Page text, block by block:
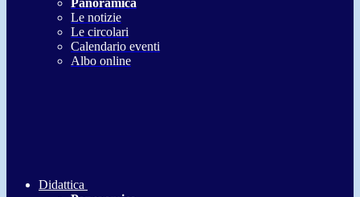
Panoramica
Le notizie
Le circolari
Calendario eventi
Albo online
Didattica